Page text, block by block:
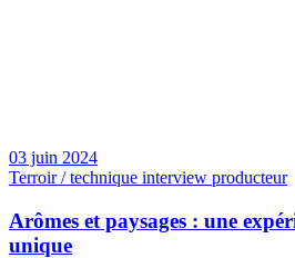
03 juin 2024
Terroir / technique interview producteur
Arômes et paysages : une
unique